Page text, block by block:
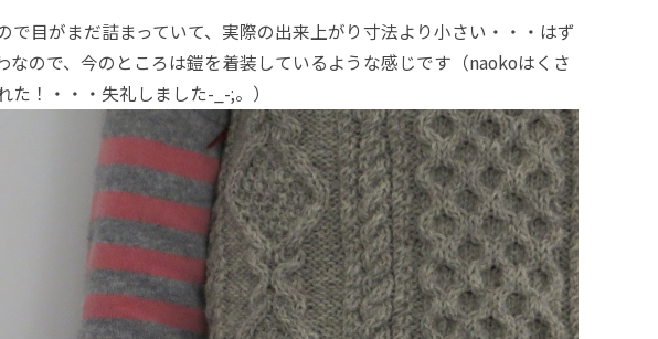
で目がまだ詰まっていて、実際の出来上がり寸法より小さい・・・はず
なので、今のところは鎧を着装しているような感じです（naokoはくさ
た！・・・失礼しました-_-;。）